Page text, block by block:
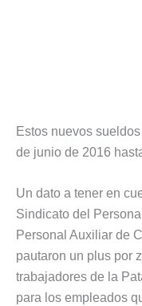
Estos nuevos
de junio de 2016
Un dato a tener en
Sindicato del
Personal Auxiliar de
pautaron un plus por
trabajadores de la
para los empleados